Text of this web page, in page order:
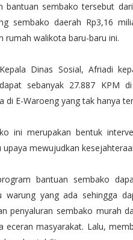
bantuan sembako tersebut
sembako daerah Rp3,16
rumah walikota baru-baru ini.
Dinas Sosial, Afriadi
sebanyak 27.887
di E-Waroeng yang tak hanya
ini merupakan bentuk
upaya mewujudkan
bantuan sembako
warung yang ada sehingga
penyaluran sembako murah
eceran masyarakat. Lalu,